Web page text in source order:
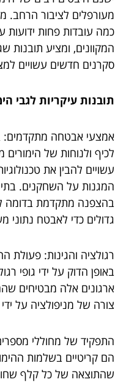
מעורפלים לציבור הרחב.
כמה עובדות פחות ידועות
המקוונים, ומציע תובנות
סקרנים חדשים עשויים
תובנות עיקריות לגבי
אמצעי אבטחה מתקדמים:
לכיף ולנוחות של הימורים
עשויים להבין את
המגנות על השחקנים. בתי
בהצפנה מתקדמת בדומה
גדולים כדי לאבטח נתוני
רגולציה והגינות: פעולת
באופן הדוק על ידי גופי
ארגונים אלה מבטיחים
צורה של מניפולציה על
הם קריטיים בשלמות
שהתוצאה של כל קלף